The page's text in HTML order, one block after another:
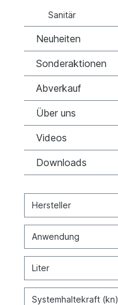
Sanitär
Neuheiten
Sonderaktionen
Abverkauf
Über uns
Videos
Downloads
Hersteller
Anwendung
Liter
Systemhaltekraft (kn)